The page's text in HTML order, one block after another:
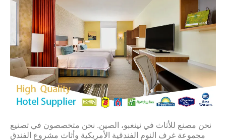
نحن مصنع للأثاث في نينغبو، الصين. نحن متخصصون في تصنيع
مجموعة غرف النوم الفندقية الأمريكية وأثاث مشروع الفندق